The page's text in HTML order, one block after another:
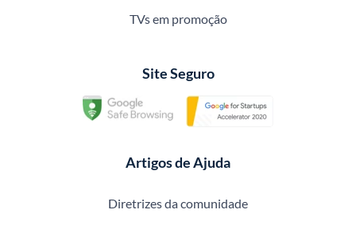
TVs em promoção
Site Seguro
Artigos de Ajuda
Diretrizes da comunidade